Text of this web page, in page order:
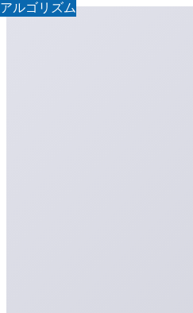
アルゴリズム
アルゴリズム
アルゴリズム